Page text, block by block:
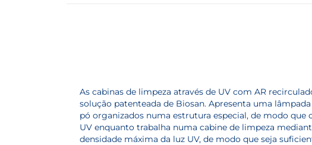
As cabinas de limpeza através de UV com AR
solução patenteada de Biosan. Apresenta uma
pó organizados numa estrutura especial, de modo
UV enquanto trabalha numa cabine de limpeza
densidade máxima da luz UV, de modo que seja